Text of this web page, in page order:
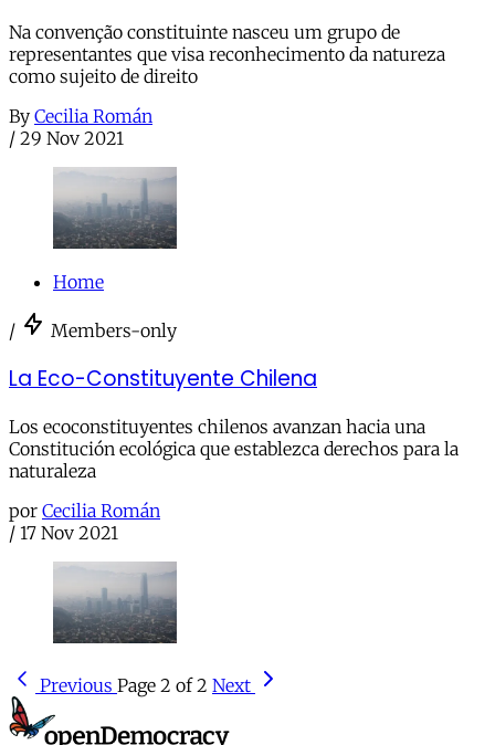
Na convenção constituinte nasceu um grupo de
representantes que visa reconhecimento da natureza
como sujeito de direito
By Cecilia Román
/ 29 Nov 2021
Home
/ Members-only
La Eco-Constituyente Chilena
Los ecoconstituyentes chilenos avanzan hacia una
Constitución ecológica que establezca derechos para la
naturaleza
por Cecilia Román
/ 17 Nov 2021
Previous Page 2 of 2 Next